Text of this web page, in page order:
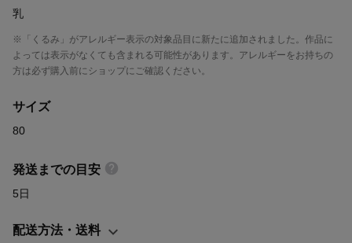
けるのは作ってから間もない時です！お早めにお召し上がりくだ
す。 ファベックス惣菜弁当グランプリで優秀賞受賞の実力店。 お
友達とのパーティーの時などに、外国からのゲストがこられると
美にも。ちょっと夕食づくりをさぼりたいときにも便利な一品で
す。
乳
※「くるみ」がアレルギー表示の対象品目に新たに追加されました。作品に
よっては表示がなくても含まれる可能性があります。アレルギーをお持ちの
方は必ず購入前にショップにご確認ください。
サイズ
80
発送までの目安
5日
配送方法・送料